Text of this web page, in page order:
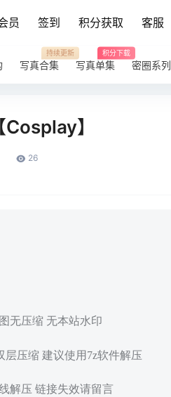
员 签到 积分获取 客服
写真合集
持续更新
写真单集
积分下载
密圈系列
】
26
无压缩 无本站水印
层压缩 建议使用7z软件解压
解压 链接失效请留言